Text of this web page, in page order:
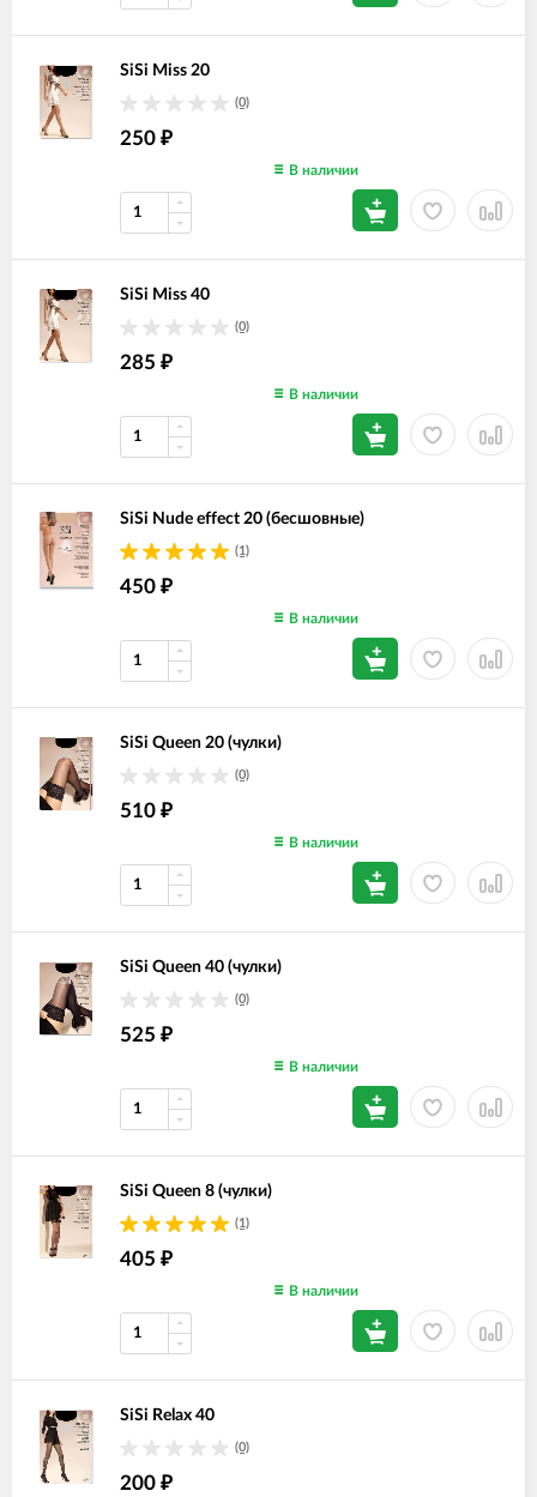
SiSi Miss 20
(0)
250 ₽
В наличии
SiSi Miss 40
(0)
285 ₽
В наличии
SiSi Nude effect 20 (бесшовные)
(1)
450 ₽
В наличии
SiSi Queen 20 (чулки)
(0)
510 ₽
В наличии
SiSi Queen 40 (чулки)
(0)
525 ₽
В наличии
SiSi Queen 8 (чулки)
(1)
405 ₽
В наличии
SiSi Relax 40
(0)
200 ₽